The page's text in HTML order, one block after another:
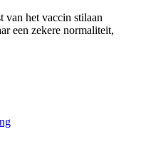
van het vaccin stilaan
een zekere normaliteit,